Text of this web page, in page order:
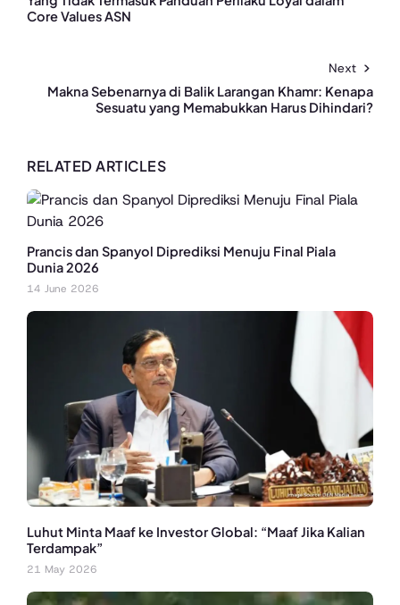
Core Values ASN
Next
Makna Sebenarnya di Balik Larangan Khamr: Kenapa
Sesuatu yang Memabukkan Harus Dihindari?
RELATED ARTICLES
Prancis dan Spanyol Diprediksi Menuju Final Piala
Dunia 2026
14 June 2026
Luhut Minta Maaf ke Investor Global: “Maaf Jika Kalian
Terdampak”
21 May 2026